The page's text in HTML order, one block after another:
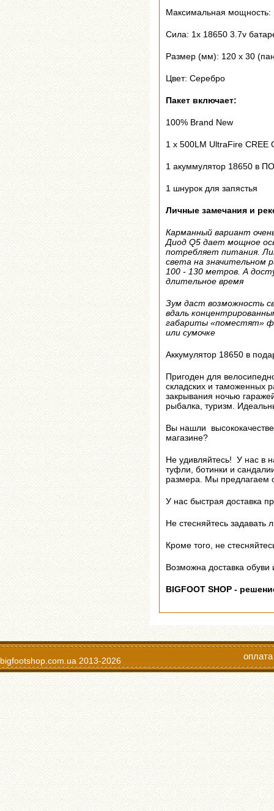
Максимальная
Сила: 1x 18650 3.7v
Размер (мм): 120 х 30
Цвет: Серебро
Пакет включает:
100% Brand New
1 х 500LM UltraFire CREE
1 акуммулятор 18650 в
1 шнурок для запястья
Личные замечания и
Карманный вариант
Диод Q5 дает мощное
потребляет питания.
света на значительном
100 - 130 метров. А
длительное время
Зум даст возможность
вдаль
габариты «поместят»
или сумочке
Аккумулятор 18650 в
Пригоден для
складских и таможенных
закрывания ночью
рыбалка, туризм.
Вы нашли
магазине?
Не удивляйтесь! У нас в
туфли, ботинки и
размера. Мы предлагаем
У нас быстрая доставка
Не стесняйтесь
Кроме того, не
Возможна доставка обуви
BIGFOOT SHOP -
bigfootshop.com.ua 2013-2026 оплата